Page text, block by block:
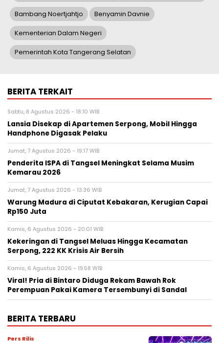
Bambang Noertjahtjo Benyamin Davnie
Kementerian Dalam Negeri
Pemerintah Kota Tangerang Selatan
BERITA TERKAIT
Sabtu, 8 Agustus 2026 - 18:10 WIB
Lansia Disekap di Apartemen Serpong, Mobil Hingga
Handphone Digasak Pelaku
Jumat, 7 Agustus 2026 - 19:17 WIB
Penderita ISPA di Tangsel Meningkat Selama Musim
Kemarau 2026
Jumat, 7 Agustus 2026 - 13:36 WIB
Warung Madura di Ciputat Kebakaran, Kerugian Capai
Rp150 Juta
Kamis, 6 Agustus 2026 - 20:01 WIB
Kekeringan di Tangsel Meluas Hingga Kecamatan
Serpong, 222 KK Krisis Air Bersih
Kamis, 6 Agustus 2026 - 19:58 WIB
Viral! Pria di Bintaro Diduga Rekam Bawah Rok
Perempuan Pakai Kamera Tersembunyi di Sandal
BERITA TERBARU
Pers Rilis